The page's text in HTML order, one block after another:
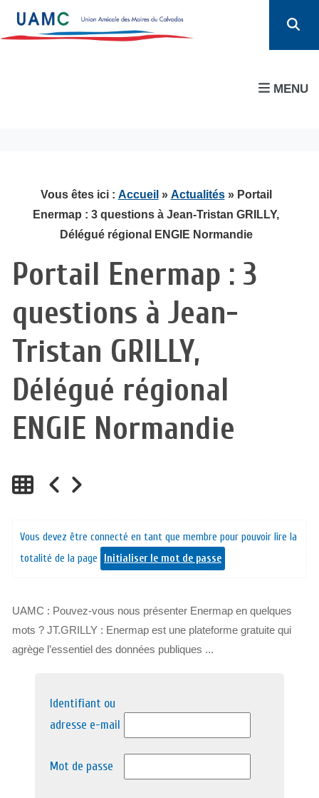
MENU
Vous êtes ici : Accueil » Actualités» Portail
Enermap : 3 questions à Jean-Tristan GRILLY,
Délégué régional ENGIE Normandie
Portail Enermap : 3
questions à Jean-
Tristan GRILLY,
Délégué régional
ENGIE Normandie
Vous devez être connecté en tant que membre pour pouvoir lire la
totalité de la page
Initialiser le mot de passe
UAMC : Pouvez-vous nous présenter Enermap en quelques
mots ? JT.GRILLY : Enermap est une plateforme gratuite qui
agrège l’essentiel des données publiques ...
Identifiant ou
adresse e-mail
Mot de passe